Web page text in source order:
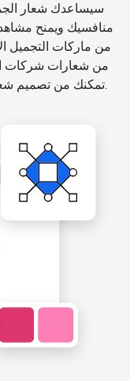
سيساعدك شعار
منافسيك ويمنح
من ماركات التجميل
من شعارات شركات
تمكنك من تصميم شعار فريد قد يصور مكانة علامتك التجارية.